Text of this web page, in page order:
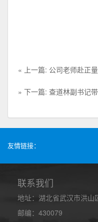
« 上一篇: 公司老师赴正
» 下一篇: 查道林副书记
友情链接：
联系我们
地址：湖北省武汉市洪山
邮编：430079